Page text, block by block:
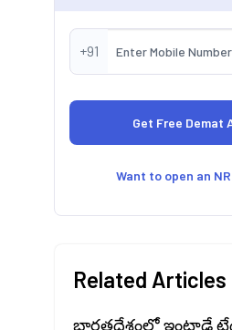
+91
Want to open an
Related Articles
భారతదేశంలో ఇంట్రాడే